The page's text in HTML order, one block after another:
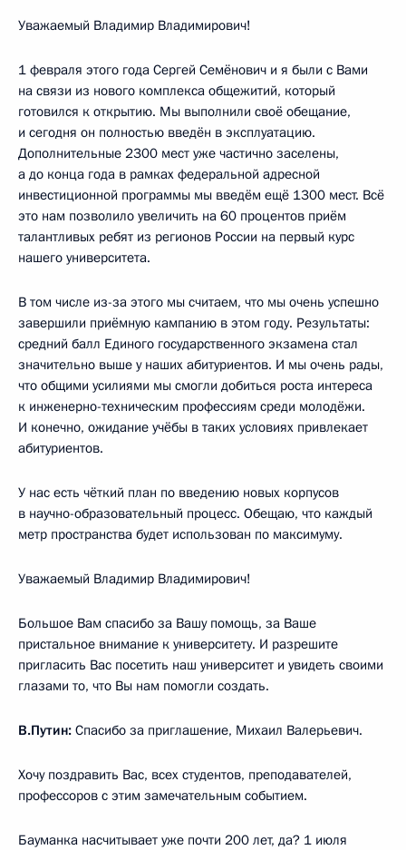
Уважаемый Владимир Владимирович!
1 февраля этого года Сергей Семёнович и я были с Вами
на связи из нового комплекса общежитий, который
готовился к открытию. Мы выполнили своё обещание,
и сегодня он полностью введён в эксплуатацию.
Дополнительные 2300 мест уже частично заселены,
а до конца года в рамках федеральной адресной
инвестиционной программы мы введём ещё 1300 мест. Всё
это нам позволило увеличить на 60 процентов приём
талантливых ребят из регионов России на первый курс
нашего университета.
В том числе из-за этого мы считаем, что мы очень успешно
завершили приёмную кампанию в этом году. Результаты:
средний балл Единого государственного экзамена стал
значительно выше у наших абитуриентов. И мы очень рады,
что общими усилиями мы смогли добиться роста интереса
к инженерно-техническим профессиям среди молодёжи.
И конечно, ожидание учёбы в таких условиях привлекает
абитуриентов.
У нас есть чёткий план по введению новых корпусов
в научно-образовательный процесс. Обещаю, что каждый
метр пространства будет использован по максимуму.
Уважаемый Владимир Владимирович!
Большое Вам спасибо за Вашу помощь, за Ваше
пристальное внимание к университету. И разрешите
пригласить Вас посетить наш университет и увидеть своими
глазами то, что Вы нам помогли создать.
В.Путин: Спасибо за приглашение, Михаил Валерьевич.
Хочу поздравить Вас, всех студентов, преподавателей,
профессоров с этим замечательным событием.
Бауманка насчитывает уже почти 200 лет, да? 1 июля